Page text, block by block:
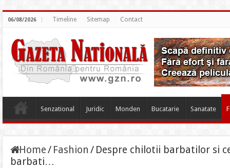
06/08/2026 Timeline Sitemap Contact
Senzational Juridic Monden Bucatarie Sanatate
Home/ Fashion / Despre chilotii barbatilor si
barbati…